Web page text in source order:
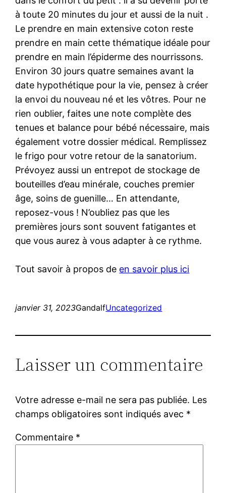
à toute 20 minutes du jour et aussi de la nuit .
Le prendre en main extensive coton reste
prendre en main cette thématique idéale pour
prendre en main l’épiderme des nourrissons.
Environ 30 jours quatre semaines avant la
date hypothétique pour la vie, pensez à créer
la envoi du nouveau né et les vôtres. Pour ne
rien oublier, faites une note complète des
tenues et balance pour bébé nécessaire, mais
également votre dossier médical. Remplissez
le frigo pour votre retour de la sanatorium.
Prévoyez aussi un entrepot de stockage de
bouteilles d’eau minérale, couches premier
âge, soins de guenille… En attendante,
reposez-vous ! N’oubliez pas que les
premières jours sont souvent fatigantes et
que vous aurez à vous adapter à ce rythme.
Tout savoir à propos de en savoir plus ici
janvier 31, 2023GandalfUncategorized
Laisser un commentaire
Votre adresse e-mail ne sera pas publiée. Les
champs obligatoires sont indiqués avec *
Commentaire *